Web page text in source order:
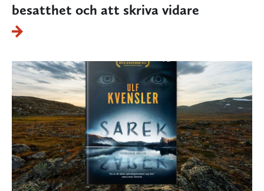
besatthet och att skriva vidare